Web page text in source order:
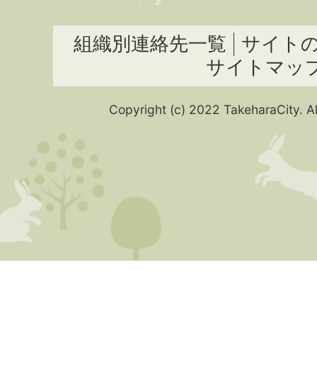
組織別連絡先一覧
サイト
サイトマッ
Copyright (c) 2022 TakeharaCity.